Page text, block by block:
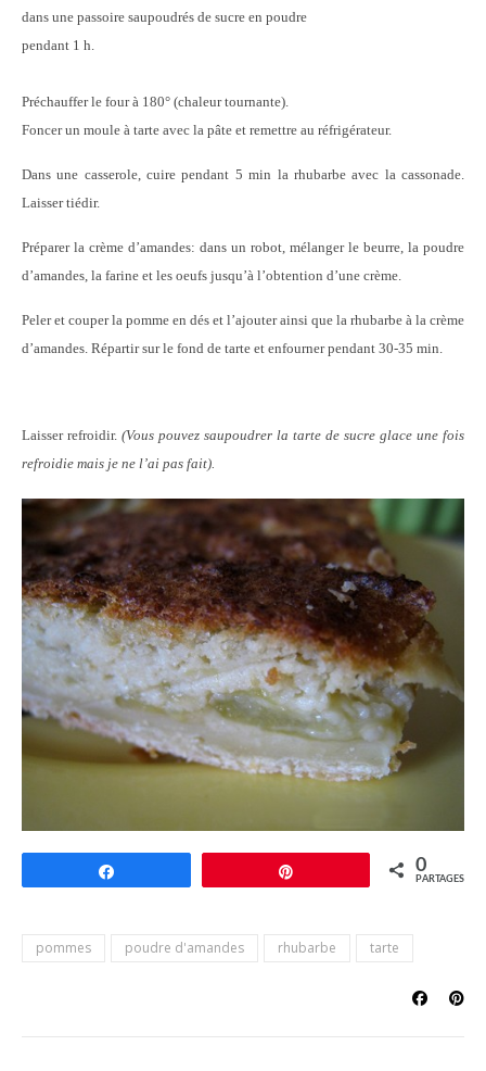
dans une passoire saupoudrés de sucre en poudre
pendant 1 h.
Préchauffer le four à 180° (chaleur tournante).
Foncer un moule à tarte avec la pâte et remettre au réfrigérateur.
Dans une casserole, cuire pendant 5 min la rhubarbe avec la cassonade.
Laisser tiédir.
Préparer la crème d’amandes: dans un robot, mélanger le beurre, la poudre
d’amandes, la farine et les oeufs jusqu’à l’obtention d’une crème.
Peler et couper la pomme en dés et l’ajouter ainsi que la rhubarbe à la crème
d’amandes. Répartir sur le fond de tarte et enfourner pendant 30-35 min.
Laisser refroidir. (Vous pouvez saupoudrer la tarte de sucre glace une fois
refroidie mais je ne l’ai pas fait).
0
PARTAGES
pommes poudre d'amandes rhubarbe tarte